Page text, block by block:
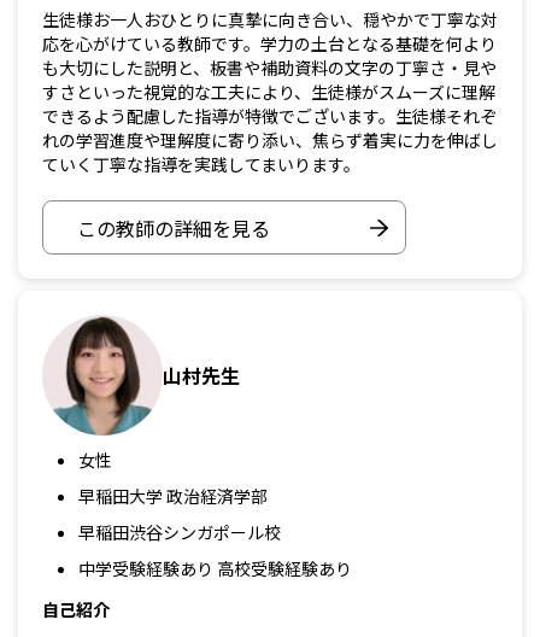
生徒様お一人おひとりに真摯に向き合い、穏やかで丁寧な対
応を心がけている教師です。学力の土台となる基礎を何より
も大切にした説明と、板書や補助資料の文字の丁寧さ・見や
すさといった視覚的な工夫により、生徒様がスムーズに理解
できるよう配慮した指導が特徴でございます。生徒様それぞ
れの学習進度や理解度に寄り添い、焦らず着実に力を伸ばし
ていく丁寧な指導を実践してまいります。
この教師の詳細を見る
山村先生
女性
早稲田大学 政治経済学部
早稲田渋谷シンガポール校
中学受験経験あり 高校受験経験あり
自己紹介